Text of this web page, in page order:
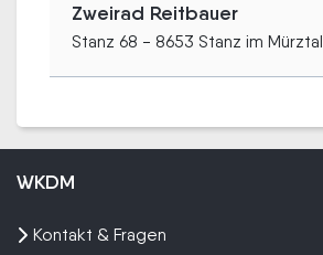
Zweirad Reitbauer
Stanz 68 - 8653 Stanz im Mürztal
WKDM
Kontakt & Fragen